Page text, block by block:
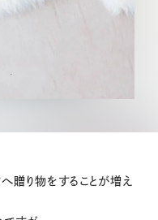
贈り物をすることが増え